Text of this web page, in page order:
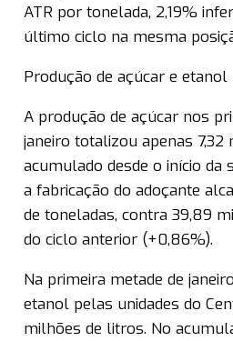
ATR por tonelada, 2,19%
último ciclo na mesma
Produção de açúcar e etanol
A produção de açúcar nos
janeiro totalizou apenas 7,32
acumulado desde o início da
a fabricação do adoçante
de toneladas, contra 39,89
do ciclo anterior (+0,86%).
Na primeira metade de
etanol pelas unidades do
milhões de litros. No